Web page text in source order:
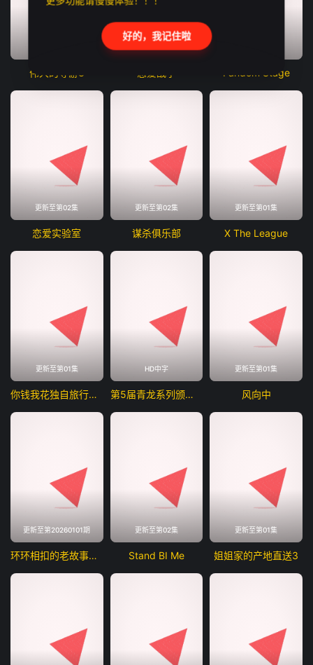
伟大的导游3 恋爱战争 Fandom Stage
更新至第02集
恋爱实验室
更新至第02集
谋杀俱乐部
更新至第01集
X The League
更新至第01集
你钱我花独自旅行第五季
HD中字
第5届青龙系列颁奖典礼
更新至第01集
风向中
更新至第20260101期
环环相扣的老故事第四季
更新至第02集
Stand BI Me
更新至第01集
姐姐家的产地直送3
好的，我记住啦